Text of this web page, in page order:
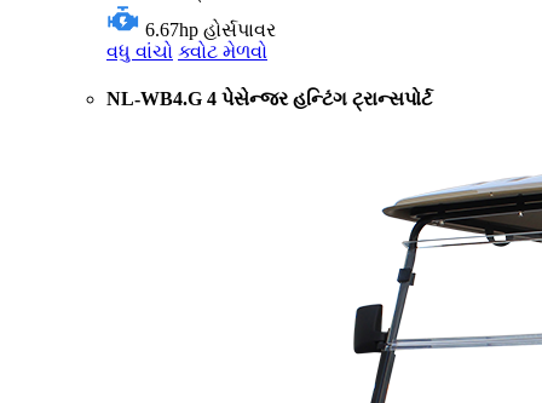
6.67hp હોર્સપાવર
વધુ વાંચો ક્વોટ મેળવો
NL-WB4.G 4 પેસેન્જર હન્ટિંગ ટ્રાન્સપોર્ટ